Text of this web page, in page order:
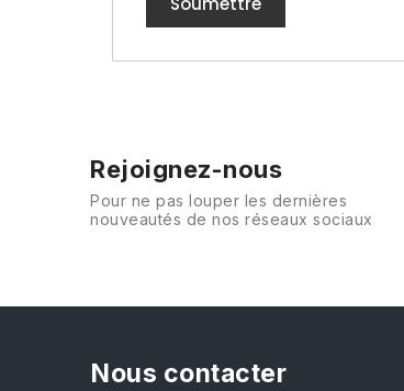
Rejoignez-nous
Pour ne pas louper les dernières
nouveautés de nos réseaux sociaux
Nous contacter